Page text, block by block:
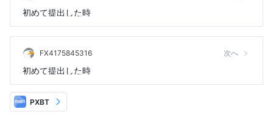
初めて提出した時
FX4175845316 次へ
初めて提出した時
PXBT